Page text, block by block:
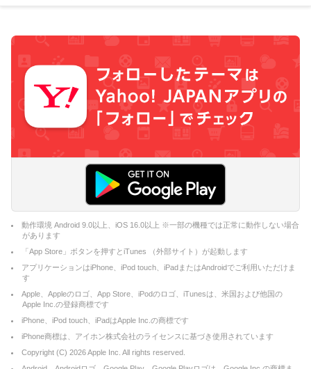
動作環境 Android 9.0以上、iOS 16.0以上 ※一部の機種では正常に動作しない場合
があります
「App Store」ボタンを押すとiTunes （外部サイト）が起動します
アプリケーションはiPhone、iPod touch、iPadまたはAndroidでご利用いただけま
す
Apple、Appleのロゴ、App Store、iPodのロゴ、iTunesは、米国および他国の
Apple Inc.の登録商標です
iPhone、iPod touch、iPadはApple Inc.の商標です
iPhone商標は、アイホン株式会社のライセンスに基づき使用されています
Copyright (C) 2026Apple Inc. All rights reserved.